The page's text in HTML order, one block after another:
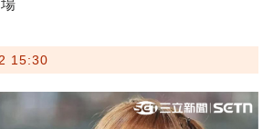
15:30